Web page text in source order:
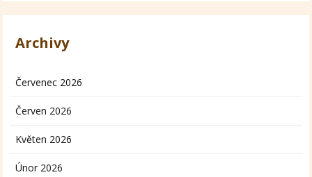
Archivy
Červenec 2026
Červen 2026
Květen 2026
Únor 2026